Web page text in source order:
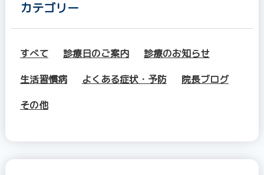
カテゴリー
すべて 診療日のご案内
診療のお知らせ
生活習慣病
よくある症状・予防
院長ブログ
その他